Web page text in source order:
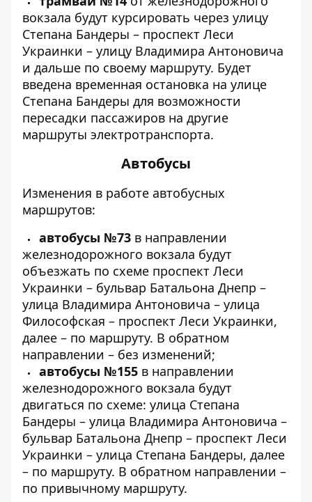
вокзала будут курсировать через улицу
Степана Бандеры – проспект Леси
Украинки – улицу Владимира Антоновича
и дальше по своему маршруту. Будет
введена временная остановка на улице
Степана Бандеры для возможности
пересадки пассажиров на другие
маршруты электротранспорта.
Автобусы
Изменения в работе автобусных
маршрутов:
автобусы №73 в направлении
железнодорожного вокзала будут
объезжать по схеме проспект Леси
Украинки – бульвар Батальона Днепр –
улица Владимира Антоновича – улица
Философская – проспект Леси Украинки,
далее – по маршруту. В обратном
направлении – без изменений;
автобусы №155 в направлении
железнодорожного вокзала будут
двигаться по схеме: улица Степана
Бандеры – улица Владимира Антоновича –
бульвар Батальона Днепр – проспект Леси
Украинки – улица Степана Бандеры, далее
– по маршруту. В обратном направлении –
по привычному маршруту.